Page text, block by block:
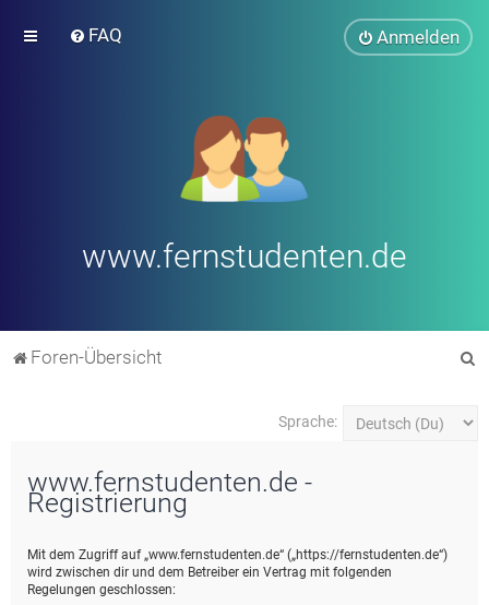
FAQ Anmelden
www.fernstudenten.de
Foren-Übersicht
Sprache:
www.fernstudenten.de -
Registrierung
Mit dem Zugriff auf „www.fernstudenten.de“ („https://fernstudenten.de“)
wird zwischen dir und dem Betreiber ein Vertrag mit folgenden
Regelungen geschlossen: